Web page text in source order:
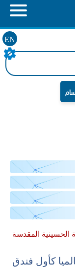
EN
الحسينية المقدسة
كأول فندق